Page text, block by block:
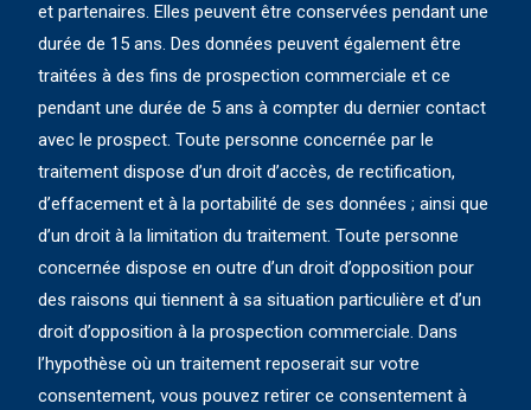
et partenaires. Elles peuvent être conservées pendant une
durée de 15 ans. Des données peuvent également être
traitées à des fins de prospection commerciale et ce
pendant une durée de 5 ans à compter du dernier contact
avec le prospect. Toute personne concernée par le
traitement dispose d’un droit d’accès, de rectification,
d’effacement et à la portabilité de ses données ; ainsi que
d’un droit à la limitation du traitement. Toute personne
concernée dispose en outre d’un droit d’opposition pour
des raisons qui tiennent à sa situation particulière et d’un
droit d’opposition à la prospection commerciale. Dans
l’hypothèse où un traitement reposerait sur votre
consentement, vous pouvez retirer ce consentement à